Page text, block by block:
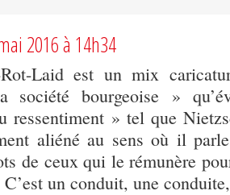
2016 à 14h34
Rot-Laid est un mix
société bourgeoise »
ressentiment » tel que
aliéné au sens où il
de ceux qui le rémunère
un conduit, une